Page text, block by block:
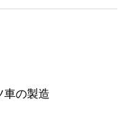
車の製造